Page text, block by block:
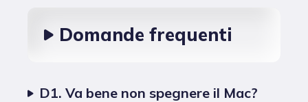
Domande frequenti
D1. Va bene non spegnere il Mac?